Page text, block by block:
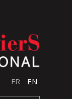
FR EN